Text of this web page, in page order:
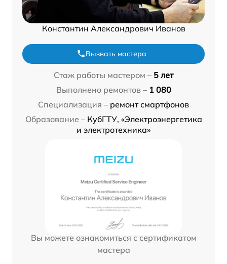
Константин Александрович Иванов
Вызвать мастера
Стаж работы мастером – 5 лет
Выполнено ремонтов – 1 080
Специализация – ремонт смартфонов
Образование – КубГТУ, «Электроэнергетика
и электротехника»
Вы можете ознакомиться с сертификатом
мастера